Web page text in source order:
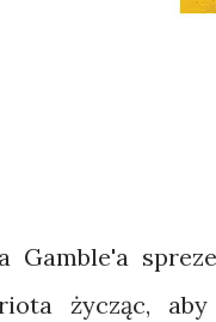
Gamble'a
życząc,